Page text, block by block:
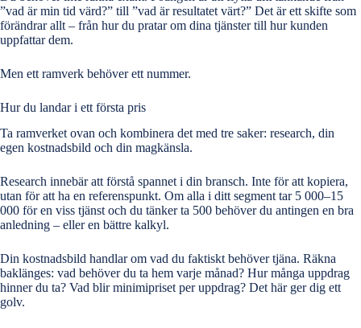
”vad är min tid värd?” till ”vad är resultatet värt?” Det är ett skifte som
förändrar allt – från hur du pratar om dina tjänster till hur kunden
uppfattar dem.
Men ett ramverk behöver ett nummer.
Hur du landar i ett första pris
Ta ramverket ovan och kombinera det med tre saker: research, din
egen kostnadsbild och din magkänsla.
Research innebär att förstå spannet i din bransch. Inte för att kopiera,
utan för att ha en referenspunkt. Om alla i ditt segment tar 5 000–15
000 för en viss tjänst och du tänker ta 500 behöver du antingen en bra
anledning – eller en bättre kalkyl.
Din kostnadsbild handlar om vad du faktiskt behöver tjäna. Räkna
baklänges: vad behöver du ta hem varje månad? Hur många uppdrag
hinner du ta? Vad blir minimipriset per uppdrag? Det här ger dig ett
golv.